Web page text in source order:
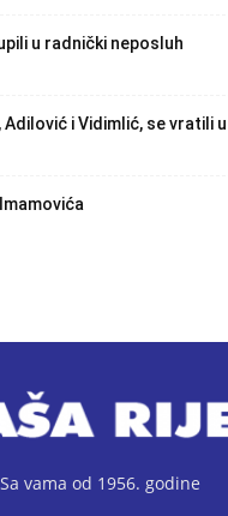
u radnički neposluh
Adilović i Vidimlić, se vratili
Sa vama od 1956. godine